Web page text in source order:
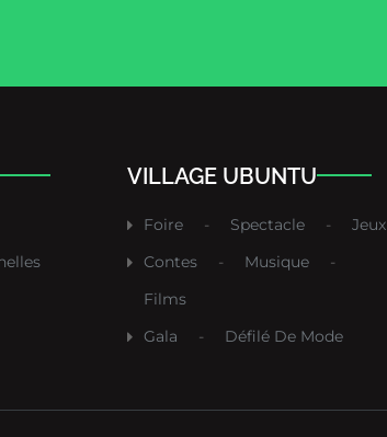
VILLAGE UBUNTU
Foire - Spectacle -
Jeux
Contes
- Musique
-
Films
Gala
- Défilé De Mode